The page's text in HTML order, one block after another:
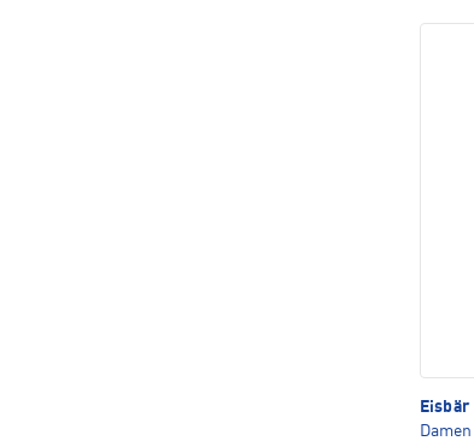
Eisbär
Damen